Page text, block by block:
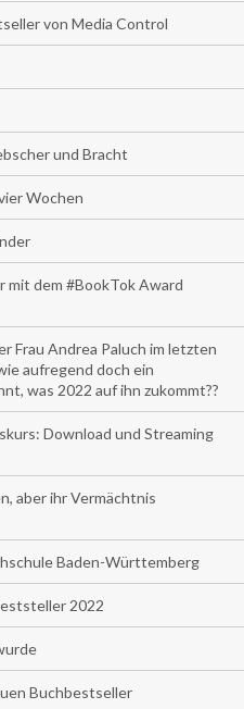
von Media Control
und Bracht
Wochen
mit dem #BookTok Award
Frau Andrea Paluch im letzten
aufregend doch ein
was 2022 auf ihn zukommt??
Download und Streaming
aber ihr Vermächtnis
Baden-Württemberg
2022
Buchbestseller